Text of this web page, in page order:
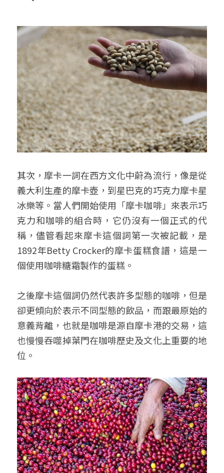
其次，摩卡一詞在西方文化中蔚為流行，像是從
義大利生產的摩卡壺，到星巴克的巧克力摩卡星
冰樂等。當人們開始使用「摩卡咖啡」來表示巧
克力和咖啡的組合時，它仍沒有一個正式的代
稱，儘管看起來摩卡這個詞第一次被記載，是
1892年Betty Crocker的摩卡蛋糕食譜，這是一
個使用咖啡糖霜製作的蛋糕。
之後摩卡這個詞仍然代表許多型態的咖啡，但是
卻更傾向於表示不同型態的飲品，而跟最原始的
意義背離，也就是咖啡是源自摩卡港的交易，這
也慢慢吞噬掉葉門在咖啡歷史及文化上重要的地
位。